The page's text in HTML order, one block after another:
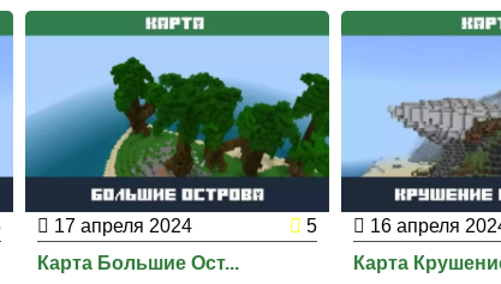
17 апреля 2024
5
Карта Большие Ост...
16 апреля
Карта